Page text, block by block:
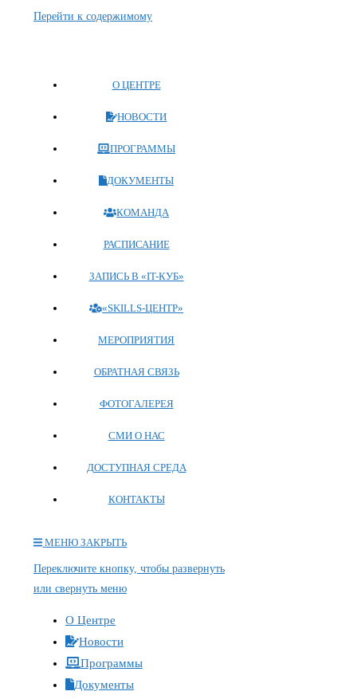
Перейти к содержимому
О ЦЕНТРЕ
НОВОСТИ
ПРОГРАММЫ
ДОКУМЕНТЫ
КОМАНДА
РАСПИСАНИЕ
ЗАПИСЬ В «IT-КУБ»
«SKILLS-ЦЕНТР»
МЕРОПРИЯТИЯ
ОБРАТНАЯ СВЯЗЬ
ФОТОГАЛЕРЕЯ
СМИ О НАС
ДОСТУПНАЯ СРЕДА
КОНТАКТЫ
МЕНЮ ЗАКРЫТЬ
Переключите кнопку, чтобы развернуть
или свернуть меню
О Центре
Новости
Программы
Документы